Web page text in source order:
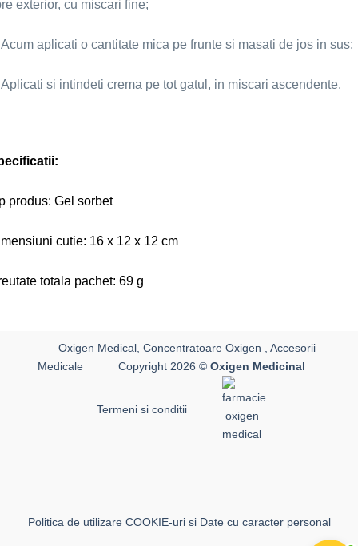
exterior, cu miscari fine;
aplicati o cantitate mica pe frunte si masati de jos in sus;
si intindeti crema pe tot gatul, in miscari ascendente.
produs: Gel sorbet
cutie: 16 x 12 x 12 cm
totala pachet: 69 g
Oxigen Medical, Concentratoare Oxigen , Accesorii
Medicale
Copyright 2026 © Oxigen Medicinal
Termeni si conditii
Politica de utilizare COOKIE-uri si Date cu caracter personal